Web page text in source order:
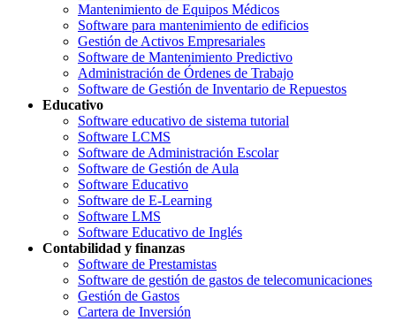
Mantenimiento de Equipos Médicos
Software para mantenimiento de edificios
Gestión de Activos Empresariales
Software de Mantenimiento Predictivo
Administración de Órdenes de Trabajo
Software de Gestión de Inventario de Repuestos
Educativo
Software educativo de sistema tutorial
Software LCMS
Software de Administración Escolar
Software de Gestión de Aula
Software Educativo
Software de E-Learning
Software LMS
Software Educativo de Inglés
Contabilidad y finanzas
Software de Prestamistas
Software de gestión de gastos de telecomunicaciones
Gestión de Gastos
Cartera de Inversión